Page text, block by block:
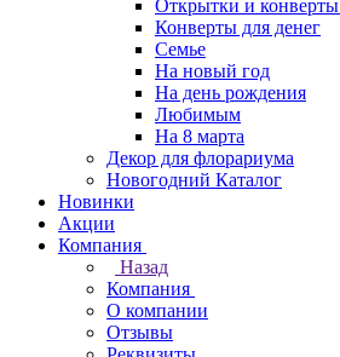
Открытки и конверты
Конверты для денег
Семье
На новый год
На день рождения
Любимым
На 8 марта
Декор для флорариума
Новогодний Каталог
Новинки
Акции
Компания
Назад
Компания
О компании
Отзывы